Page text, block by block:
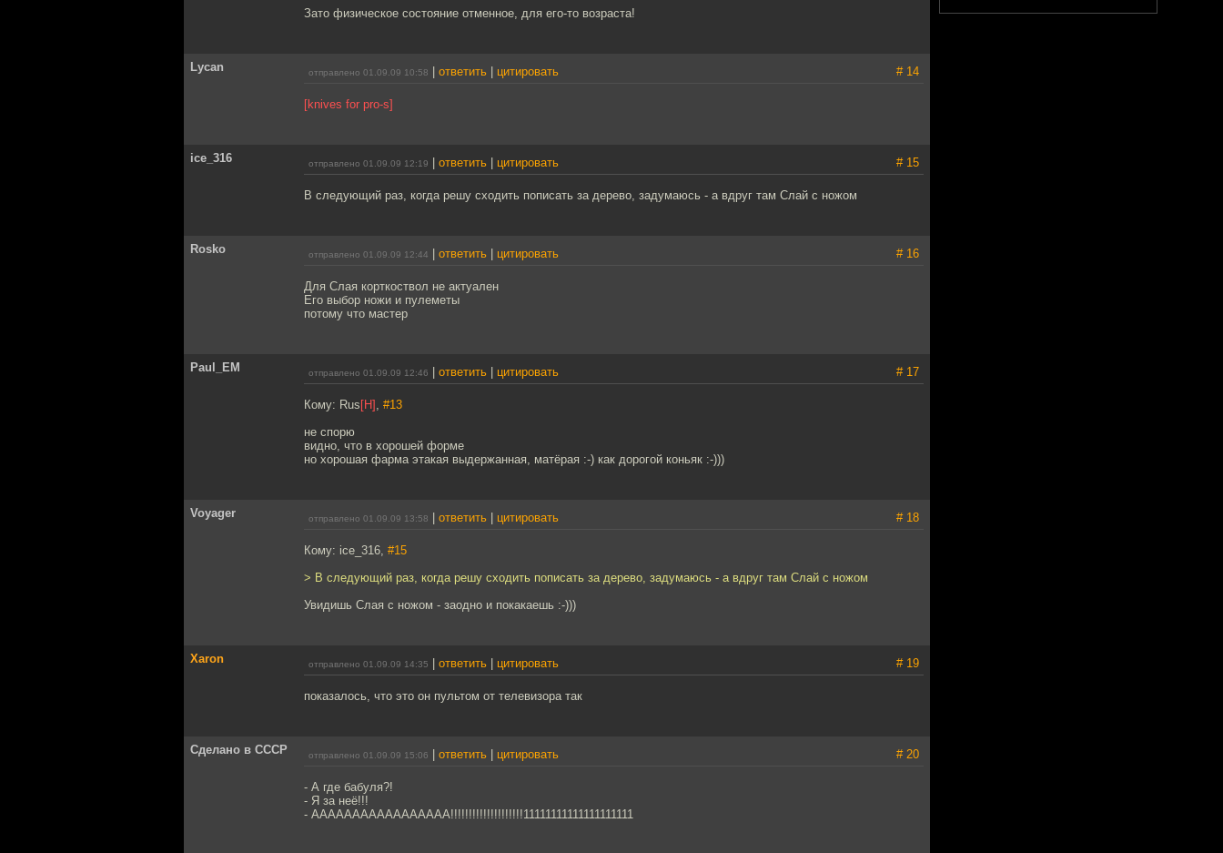
Зато физическое состояние отменное, для его-то возраста!
Lycan отправлено 01.09.09 10:58 ответить цитировать # 14
[knives for pro-s]
ice_316 отправлено 01.09.09 12:19 ответить цитировать # 15
В следующий раз, когда решу сходить пописать за дерево, задумаюсь - а вдруг там Слай с ножом
Rosko отправлено 01.09.09 12:44 ответить цитировать # 16
Для Слая корткоствол не актуален
Его выбор ножи и пулеметы
потому что мастер
Paul_EM отправлено 01.09.09 12:46 ответить цитировать # 17
Кому: Rus [H] , #13
не спорю
видно, что в хорошей форме
но хорошая фарма этакая выдержанная, матёрая :-) как дорогой коньяк :-)))
Voyager отправлено 01.09.09 13:58 ответить цитировать # 18
Кому: ice_316, #15
> В следующий раз, когда решу сходить пописать за дерево, задумаюсь - а вдруг там Слай с ножом
Увидишь Слая с ножом - заодно и покакаешь :-)))
Xaron отправлено 01.09.09 14:35 ответить цитировать # 19
показалось, что это он пультом от телевизора так
Сделано в СССР отправлено 01.09.09 15:06 ответить цитировать # 20
- А где бабуля?!
- Я за неё!!!
- ААААААААААААААААА!!!!!!!!!!!!!!!!!!!!11111111111111111111